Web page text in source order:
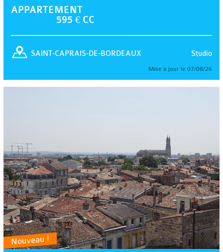
APPARTEMENT
595 € CC
Studio
SAINT-CAPRAIS-DE-BORDEAUX
Mise à jour le 07/08/26
Nouveau !